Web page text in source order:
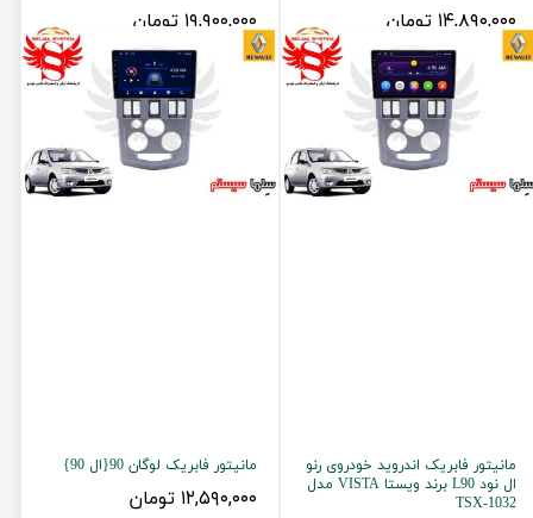
۱۴,۸۹۰,۰۰۰ تومان ۱۹,۹۰۰,۰۰۰ تومان
مانیتور فابریک اندروید خودروی رنو
ال نود L90 برند ویستا VISTA مدل
TSX-1032
مانیتور فابریک لوگان 90{ال 90}
۱۲,۵۹۰,۰۰۰ تومان